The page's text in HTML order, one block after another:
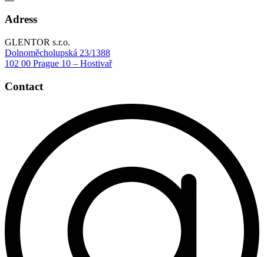
Adress
GLENTOR s.r.o.
Dolnoměcholupská 23/1388
102 00 Prague 10 – Hostivař
Contact